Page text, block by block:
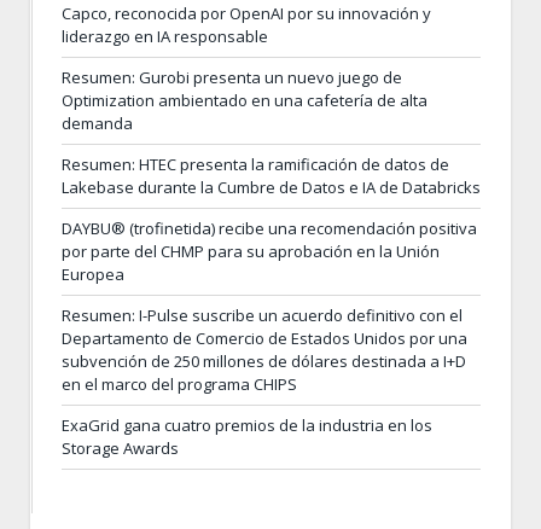
Capco, reconocida por OpenAI por su innovación y
liderazgo en IA responsable
Resumen: Gurobi presenta un nuevo juego de
Optimization ambientado en una cafetería de alta
demanda
Resumen: HTEC presenta la ramificación de datos de
Lakebase durante la Cumbre de Datos e IA de Databricks
DAYBU® (trofinetida) recibe una recomendación positiva
por parte del CHMP para su aprobación en la Unión
Europea
Resumen: I-Pulse suscribe un acuerdo definitivo con el
Departamento de Comercio de Estados Unidos por una
subvención de 250 millones de dólares destinada a I+D
en el marco del programa CHIPS
ExaGrid gana cuatro premios de la industria en los
Storage Awards